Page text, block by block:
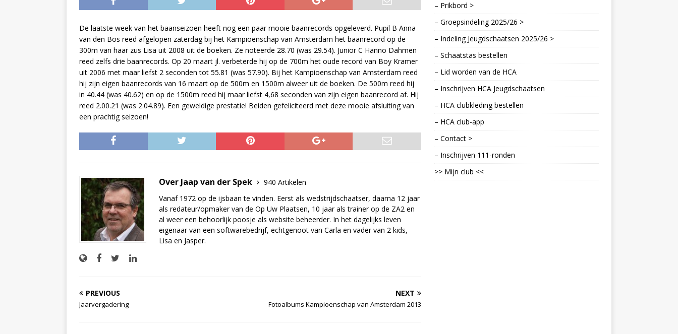
De laatste week van het baanseizoen heeft nog een paar mooie baanrecords opgeleverd. Pupil B Anna
van den Bos reed afgelopen zaterdag bij het Kampioenschap van Amsterdam het baanrecord op de
300m van haar zus Lisa uit 2008 uit de boeken. Ze noteerde 28.70 (was 29.54). Junior C Hanno Dahmen
reed zelfs drie baanrecords. Op 20 maart jl. verbeterde hij op de 700m het oude record van Boy Kramer
uit 2006 met maar liefst 2 seconden tot 55.81 (was 57.90). Bij het Kampioenschap van Amsterdam reed
hij zijn eigen baanrecords van 16 maart op de 500m en 1500m alweer uit de boeken. De 500m reed hij
in 40.44 (was 40.62) en op de 1500m reed hij maar liefst 4,68 seconden van zijn eigen baanrecord af. Hij
reed 2.00.21 (was 2.04.89). Een geweldige prestatie! Beiden gefeliciteerd met deze mooie afsluiting van
een prachtig seizoen!
Over Jaap van der Spek
940 Artikelen
Vanaf 1972 op de ijsbaan te vinden. Eerst als wedstrijdschaatser, daarna 12 jaar
als redateur/opmaker van de Op Uw Plaatsen, 10 jaar als trainer op de ZA2 en
al weer een behoorlijk poosje als website beheerder. In het dagelijks leven
eigenaar van een softwarebedrijf, echtgenoot van Carla en vader van 2 kids,
Lisa en Jasper.
PREVIOUS
Jaarvergadering
NEXT
Fotoalbums Kampioenschap van Amsterdam 2013
– Prikbord >
– Groepsindeling 2025/26 >
– Indeling Jeugdschaatsen 2025/26 >
– Schaatstas bestellen
– Lid worden van de HCA
– Inschrijven HCA Jeugdschaatsen
– HCA clubkleding bestellen
– HCA club-app
– Contact >
– Inschrijven 111-ronden
>> Mijn club <<